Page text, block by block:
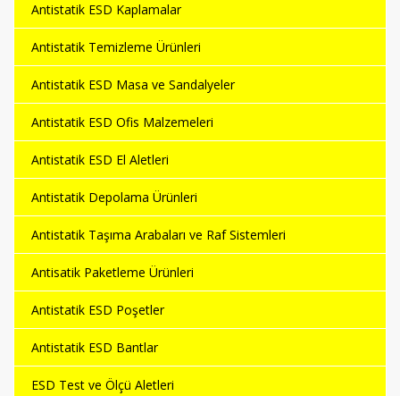
Antistatik ESD Kaplamalar
Antistatik Temizleme Ürünleri
Antistatik ESD Masa ve Sandalyeler
Antistatik ESD Ofis Malzemeleri
Antistatik ESD El Aletleri
Antistatik Depolama Ürünleri
Antistatik Taşıma Arabaları ve Raf Sistemleri
Antisatik Paketleme Ürünleri
Antistatik ESD Poşetler
Antistatik ESD Bantlar
ESD Test ve Ölçü Aletleri